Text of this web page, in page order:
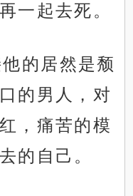
一起去死。
的居然是颓
的男人，对
，痛苦的模
的自己。